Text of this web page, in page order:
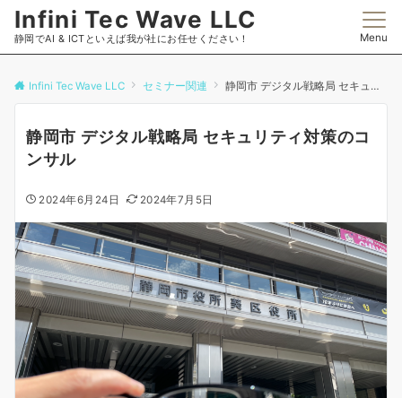
Infini Tec Wave LLC
静岡でAI & ICTといえば我が社にお任せください！ Menu
Infini Tec Wave LLC セミナー関連 静岡市 デジタル戦略局 セキュリティ対策のコンサル
静岡市 デジタル戦略局 セキュリティ対策のコ
ンサル
2024年6月24日 2024年7月5日